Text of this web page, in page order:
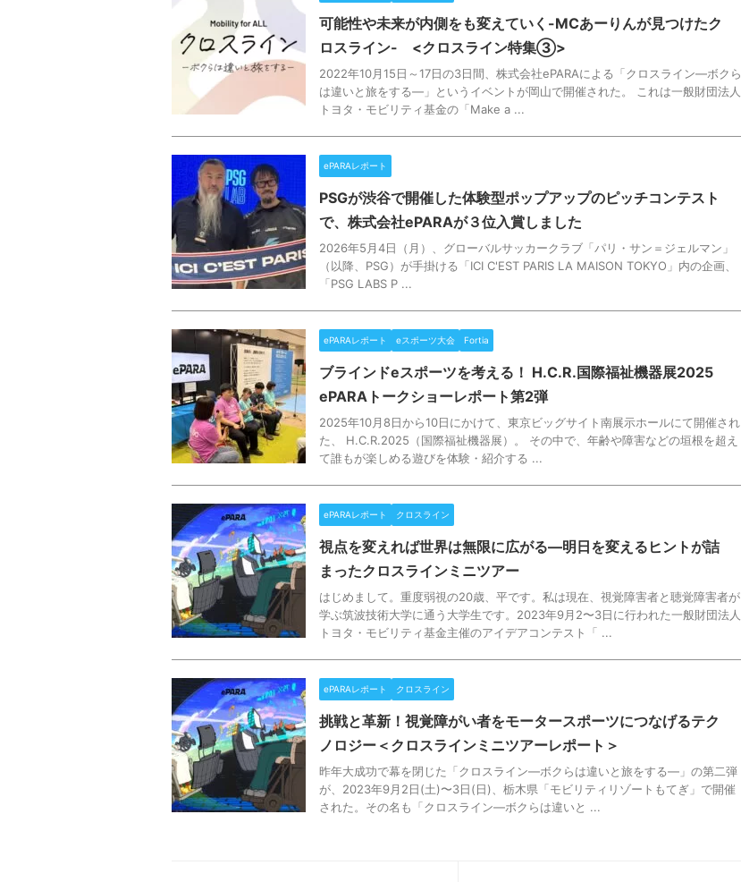
可能性や未来が内側をも変えていく-MCあーりんが見つけたク
ロスライン- <クロスライン特集③>
2022年10月15日～17日の3日間、株式会社ePARAによる「クロスライン—ボクら
は違いと旅をする—」というイベントが岡山で開催された。 これは一般財団法人
トヨタ・モビリティ基金の「Make a ...
ePARAレポート
PSGが渋谷で開催した体験型ポップアップのピッチコンテスト
で、株式会社ePARAが３位入賞しました
2026年5月4日（月）、グローバルサッカークラブ「パリ・サン＝ジェルマン」
（以降、PSG）が手掛ける「ICI C'EST PARIS LA MAISON TOKYO」内の企画、
「PSG LABS P ...
ePARAレポート eスポーツ大会 Fortia
ブラインドeスポーツを考える！ H.C.R.国際福祉機器展2025
ePARAトークショーレポート第2弾
2025年10月8日から10日にかけて、東京ビッグサイト南展示ホールにて開催され
た、 H.C.R.2025（国際福祉機器展）。 その中で、年齢や障害などの垣根を超え
て誰もが楽しめる遊びを体験・紹介する ...
ePARAレポート クロスライン
視点を変えれば世界は無限に広がる―明日を変えるヒントが詰
まったクロスラインミニツアー
はじめまして。重度弱視の20歳、平です。私は現在、視覚障害者と聴覚障害者が
学ぶ筑波技術大学に通う大学生です。2023年9月2〜3日に行われた一般財団法人
トヨタ・モビリティ基金主催のアイデアコンテスト「 ...
ePARAレポート クロスライン
挑戦と革新！視覚障がい者をモータースポーツにつなげるテク
ノロジー＜クロスラインミニツアーレポート＞
昨年大成功で幕を閉じた「クロスライン—ボクらは違いと旅をする—」の第二弾
が、2023年9月2日(土)〜3日(日)、栃木県「モビリティリゾートもてぎ」で開催
された。その名も「クロスライン—ボクらは違いと ...